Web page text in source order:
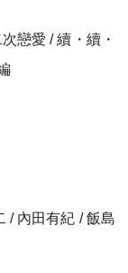
戀愛 / 續・續・
/ 內田有紀 / 飯島